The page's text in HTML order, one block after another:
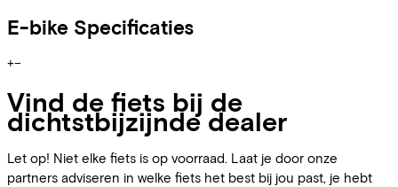
E-bike Specificaties
+−
Vind de fiets bij de
dichtstbijzijnde dealer
Let op! Niet elke fiets is op voorraad. Laat je door onze
partners adviseren in welke fiets het best bij jou past, je hebt